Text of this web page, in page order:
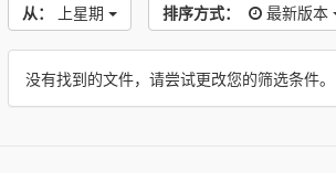
从： 上星期 排序方式： 最新版本
没有找到的文件，请尝试更改您的筛选条件。